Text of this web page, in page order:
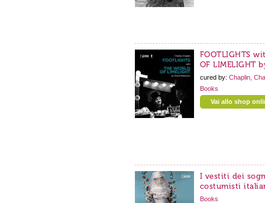
FOOTLIGHTS
OF LIMELIGHT
cured by: Chaplin,
Books
Vai allo shop
I vestiti dei
costumisti
Books